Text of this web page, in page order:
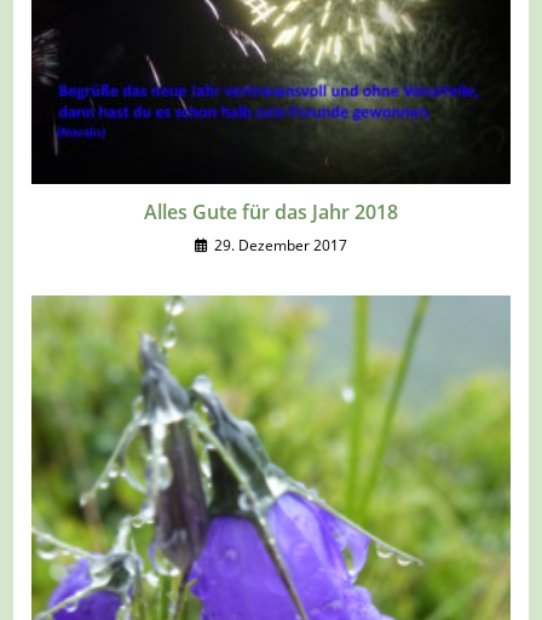
Alles Gute für das Jahr 2018
29. Dezember 2017